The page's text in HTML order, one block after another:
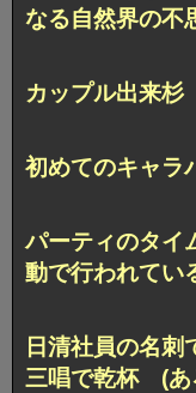
なる自然界の
カップル出来
初めてのキャ
パーティのタイ
動で行われて
日清社員の名刺
三唱で乾杯 (あ